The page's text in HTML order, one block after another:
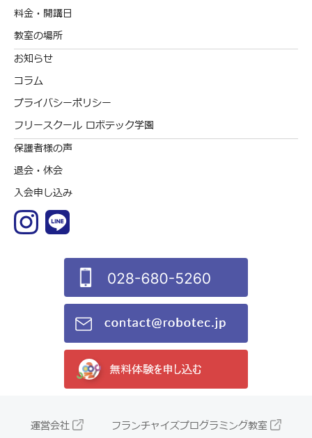
料金・開講日
教室の場所
お知らせ
コラム
プライバシーポリシー
フリースクール ロボテック学園
保護者様の声
退会・休会
入会申し込み
運営会社 フランチャイズプログラミング教室